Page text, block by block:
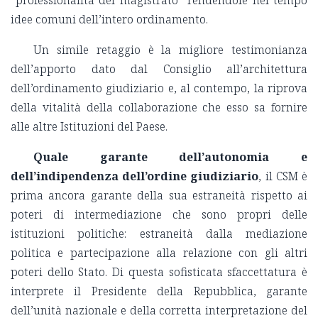
idee comuni dell’intero ordinamento.
Un simile retaggio è la migliore testimonianza
dell’apporto dato dal Consiglio all’architettura
dell’ordinamento giudiziario e, al contempo, la riprova
della vitalità della collaborazione che esso sa fornire
alle altre Istituzioni del Paese.
Quale garante dell’autonomia e
dell’indipendenza dell’ordine giudiziario, il CSM è
prima ancora garante della sua estraneità rispetto ai
poteri di intermediazione che sono propri delle
istituzioni politiche: estraneità dalla mediazione
politica e partecipazione alla relazione con gli altri
poteri dello Stato. Di questa sofisticata sfaccettatura è
interprete il Presidente della Repubblica, garante
dell’unità nazionale e della corretta interpretazione del